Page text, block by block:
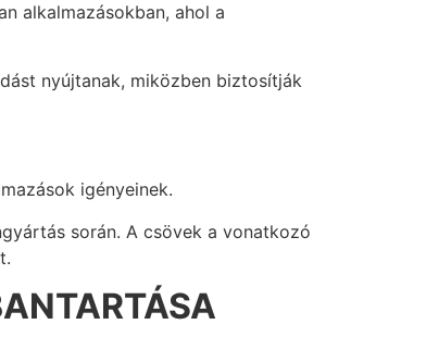
alkalmazásokban, ahol a
nyújtanak, miközben biztosítják
igényeinek.
során. A csövek a vonatkozó